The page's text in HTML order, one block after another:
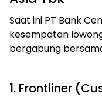
Saat ini PT Bank
kesempatan
bergabung
1. Frontliner